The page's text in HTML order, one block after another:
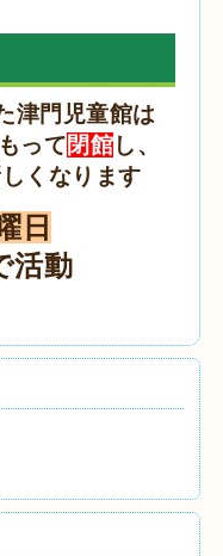
津門児童館は
って閉館し、
くなります
日
活動